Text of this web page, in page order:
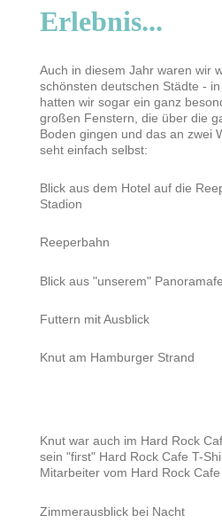
Erlebnis...
Auch in diesem Jahr waren wir
schönsten deutschen Städte -
hatten wir sogar ein ganz
großen Fenstern, die über die
Boden gingen und das an zwei
seht einfach selbst:
Blick aus dem Hotel auf die
Stadion
Reeperbahn
Blick aus "unserem"
Futtern mit Ausblick
Knut am Hamburger Strand
Knut war auch im Hard Rock
sein "first" Hard Rock Cafe T-
Mitarbeiter vom Hard Rock
Zimmerausblick bei Nacht